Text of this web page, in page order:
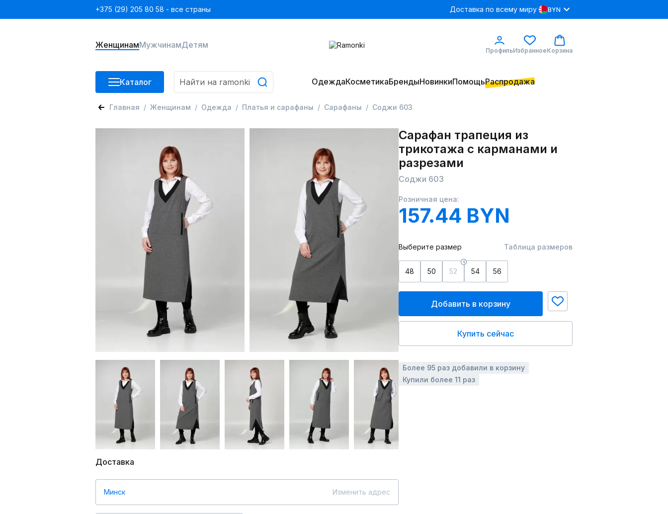
+375 (29) 205 80 58 - все страны Доставка по всему миру BYN
ЖенщинамМужчинамДетям
ПрофильИзбранноеКорзина
Каталог ОдеждаКосметикаБрендыНовинкиПомощьРаспродажа
Главная Женщинам Одежда Платья и сарафаны Сарафаны Соджи 603
Доставка
Минск Изменить адрес
Сарафан трапеция из
трикотажа с карманами и
разрезами
Соджи 603
Розничная цена:
157.44 BYN
Выберите размер Таблица размеров
48 50 52 54 56
Добавить в корзину
Купить сейчас
Более 95 раз добавили в корзину
Купили более 11 раз